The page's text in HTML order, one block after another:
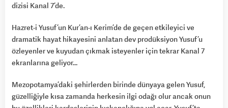
dizisi Kanal 7’de.
Hazret-i Yusuf’un Kur’an-ı Kerim’de de geçen etkileyici ve
dramatik hayat hikayesini anlatan dev prodüksiyon Yusuf’u
özleyenler ve kuyudan çıkmak isteyenler için tekrar Kanal 7
ekranlarına geliyor…
Mezopotamya’daki şehirlerden birinde dünyaya gelen Yusuf,
güzelliğiyle kısa zamanda herkesin ilgi odağı olur ancak onun